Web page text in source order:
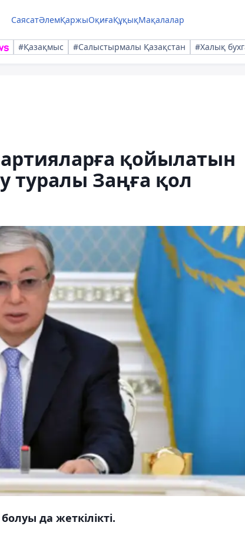
СаясатӘлемҚаржыОқиғаҚұқықМақалалар
#Қазақмыс #Салыстырмалы Қазақстан #Халық
қойылатын
туралы Заңға қол
да жеткілікті.